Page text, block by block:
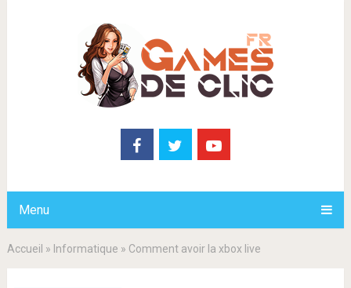
Menu
Accueil » Informatique » Comment avoir la xbox live